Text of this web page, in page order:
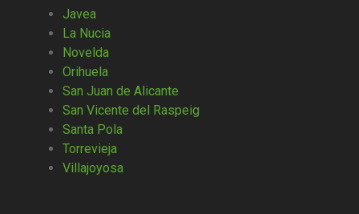
Javea
La Nucia
Novelda
Orihuela
San Juan de Alicante
San Vicente del Raspeig
Santa Pola
Torrevieja
Villajoyosa